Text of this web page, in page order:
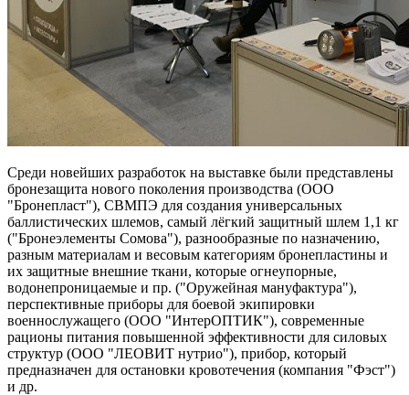
Среди новейших разработок на выставке были представлены
бронезащита нового поколения производства (ООО
"Бронепласт"), СВМПЭ для создания универсальных
баллистических шлемов, самый лёгкий защитный шлем 1,1 кг
("Бронеэлементы Сомова"), разнообразные по назначению,
разным материалам и весовым категориям бронепластины и
их защитные внешние ткани, которые огнеупорные,
водонепроницаемые и пр. ("Оружейная мануфактура"),
перспективные приборы для боевой экипировки
военнослужащего (ООО "ИнтерОПТИК"), современные
рационы питания повышенной эффективности для силовых
структур (ООО "ЛЕОВИТ нутрио"), прибор, который
предназначен для остановки кровотечения (компания "Фэст")
и др.